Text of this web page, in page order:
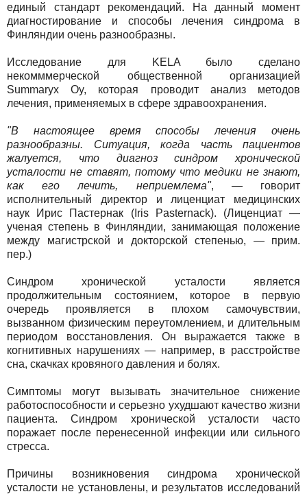
единый стандарт рекомендаций. На данный момент
диагностирование и способы лечения синдрома в
Финляндии очень разнообразны.
Исследование для KELA было сделано
некомммерческой общественной организацией
Summaryx Oy, которая проводит анализ методов
лечения, применяемых в сфере здравоохранения.
"В настоящее время способы лечения очень
разнообразны. Ситуация, когда часть пациентов
жалуется, что диагноз синдром хронической
усталости не ставят, потому что медики не знают,
как его лечить, неприемлема", — говорит
исполнительный директор и лиценциат медицинских
наук Ирис Пастернак (Iris Pasternack). (Лиценциат —
ученая степень в Финляндии, занимающая положение
между магистрской и докторской степенью, — прим.
пер.)
Синдром хронической усталости является
продолжительным состоянием, которое в первую
очередь проявляется в плохом самочувствии,
вызванном физическим переутомлением, и длительным
периодом восстановления. Он выражается также в
когнитивных нарушениях — например, в расстройстве
сна, скачках кровяного давления и болях.
Симптомы могут вызывать значительное снижение
работоспособности и серьезно ухудшают качество жизни
пациента. Синдром хронической усталости часто
поражает после перенесенной инфекции или сильного
стресса.
Причины возникновения синдрома хронической
усталости не установлены, и результатов исследований